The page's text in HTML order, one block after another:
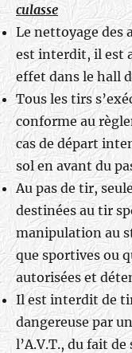
culasse
Le nettoyage des
est interdit, il est
effet dans le hall
Tous les tirs
conforme au
cas de départ
sol en avant du
Au pas de tir,
destinées au tir
manipulation au
que sportives ou
autorisées et
Il est interdit de
dangereuse par
l’A.V.T., du fait